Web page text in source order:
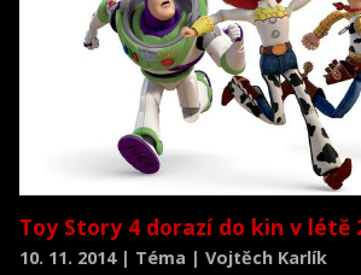
napadl. Čtyři různé nerealizované
úskalí tvůrčího procesu, tak i na
Toy Story 4 dorazí do kin v létě
10. 11. 2014 | Téma | Vojtěch Karlík